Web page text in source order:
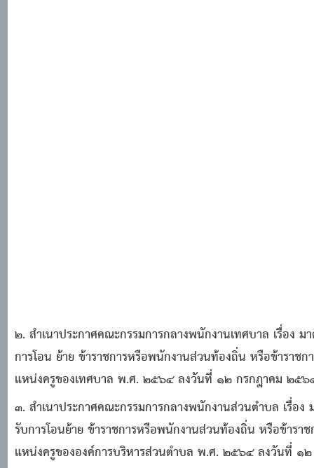
๒. สําเนาประกาศคณะกรรมการกลางพนักงานเทศบาล เรื่อง
การโอน ย้าย ข้าราชการหรือพนักงานส่วนท้องถิ่น หรือข้าราช
แหน่งครูของเทศบาล พ.ศ. ๒๕๖๔ ลงวันที่ ๑๒ กรกฎาคม ๒๕
๓. สําเนาประกาศคณะกรรมการกลางพนักงานส่วนตําบล เรื่อ
รับการโอนย้าย ข้าราชการหรือพนักงานส่วนท้องถิ่น หรือข้ารา
แหน่งครูขององค์การบริหารส่วนตําบล พ.ศ. ๒๕๖๔ ลงวันที่ ๑